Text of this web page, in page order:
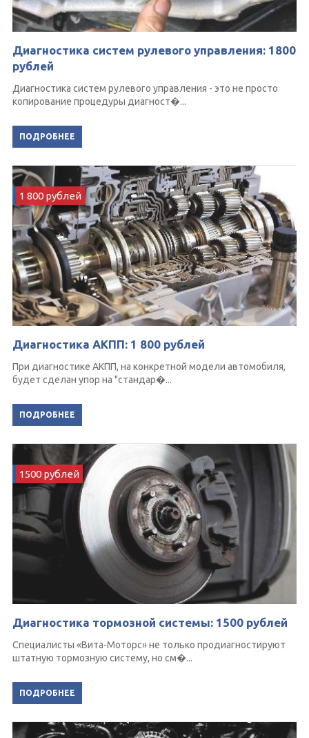
Диагностика систем рулевого управления: 1800
рублей
Диагностика систем рулевого управления - это не просто
копирование процедуры диагност�...
ПОДРОБНЕЕ
1 800 рублей
Диагностика АКПП: 1 800 рублей
При диагностике АКПП, на конкретной модели автомобиля,
будет сделан упор на "стандар�...
ПОДРОБНЕЕ
1500 рублей
Диагностика тормозной системы: 1500 рублей
Специалисты «Вита-Моторс» не только продиагностируют
штатную тормозную систему, но см�...
ПОДРОБНЕЕ